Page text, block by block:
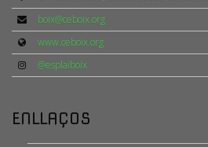
boix@ceboix.org
www.ceboix.org
@esplaiboix
ENLLAÇOS